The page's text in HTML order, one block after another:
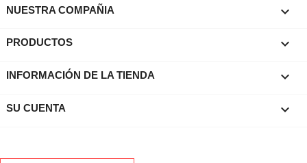
NUESTRA COMPAÑIA 
PRODUCTOS 
INFORMACIÓN DE LA TIENDA keyboard_arrow_down
SU CUENTA 